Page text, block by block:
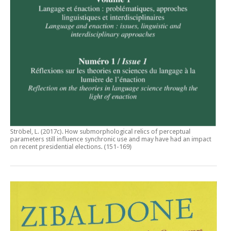
Ströbel, L. (2017c). How submorphological relics of perceptual
parameters still influence synchronic use and may have had an impact
on recent presidential elections. (151-169)